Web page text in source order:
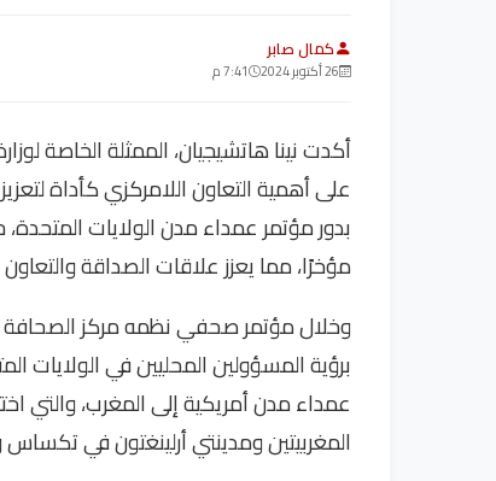
كمال صابر
26 أكتوبر 2024 7:41 م
أكدت نينا هاتشيجيان، الممثلة الخاصة
على أهمية التعاون اللامركزي كأداة
بدور مؤتمر عمداء مدن الولايات المتحدة،
مؤخرًا، مما يعزز علاقات الصداقة والتعاون
وخلال مؤتمر صحفي نظمه مركز الصحافة
برؤية المسؤولين المحليين في الولايات
عمداء مدن أمريكية إلى المغرب، والتي
المغربيتين ومدينتي أرلينغتون في